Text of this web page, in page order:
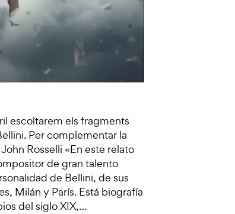
escoltarem els fragments
Per complementar la
Rosselli «En este relato
de gran talento
de Bellini, de sus
Milán y París. Está biografía
del siglo XIX,…